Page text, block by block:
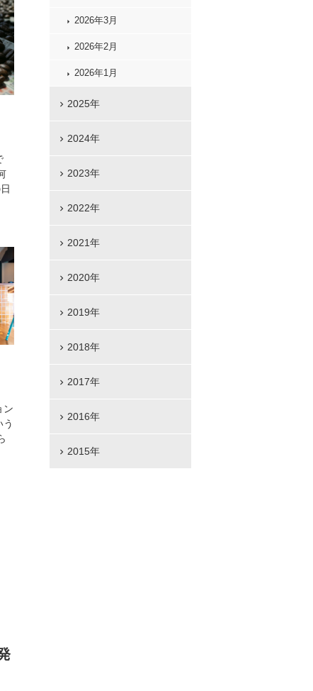
ン
2026年3月
2026年2月
2026年1月
2025年
2024年
2023年
2022年
2021年
2020年
2019年
2018年
2017年
2016年
2015年